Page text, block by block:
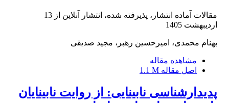
مقالات آماده انتشار، پذیرفته شده، انتشار آنلاین از 13
اردیبهشت 1405
بهنام محمدی، امیرحسین رهبر، مجید صدیقی
مشاهده مقاله
اصل مقاله 1.1 M
پدیدارشناسی نابینایی: از روایت نابینایان